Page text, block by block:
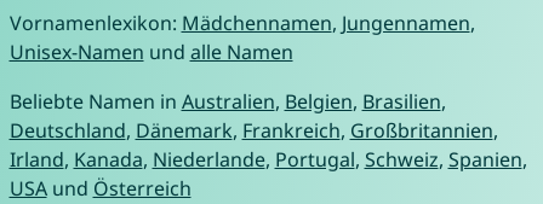
Vornamenlexikon: Mädchennamen, Jungennamen,
Unisex-Namen und alle Namen
Beliebte Namen in Australien, Belgien, Brasilien,
Deutschland, Dänemark, Frankreich, Großbritannien,
Irland, Kanada, Niederlande, Portugal, Schweiz, Spanien,
USAund Österreich